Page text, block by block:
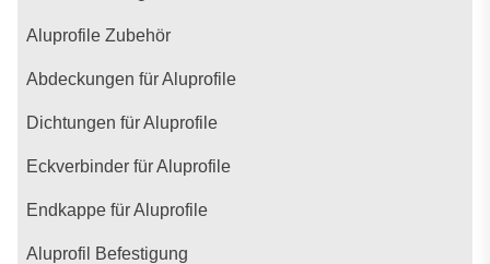
Aluprofile Zubehör
Abdeckungen für Aluprofile
Dichtungen für Aluprofile
Eckverbinder für Aluprofile
Endkappe für Aluprofile
Aluprofil Befestigung